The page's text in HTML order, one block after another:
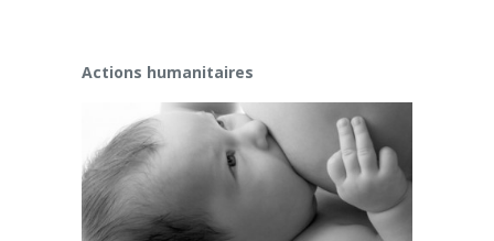
Actions humanitaires